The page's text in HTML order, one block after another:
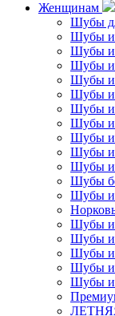
Женщинам
Шубы
Шубы
Шубы
Шубы
Шубы
Шубы
Шубы
Шубы
Шубы
Шубы
Шубы
Шубы
Шубы
Шубы
Шубы
Шубы
Шубы
Шубы